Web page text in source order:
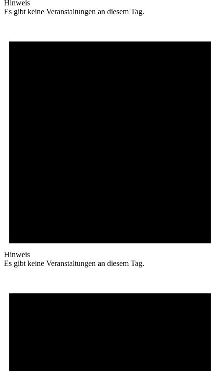
Hinweis
Es gibt keine Veranstaltungen an diesem Tag.
Hinweis
Es gibt keine Veranstaltungen an diesem Tag.